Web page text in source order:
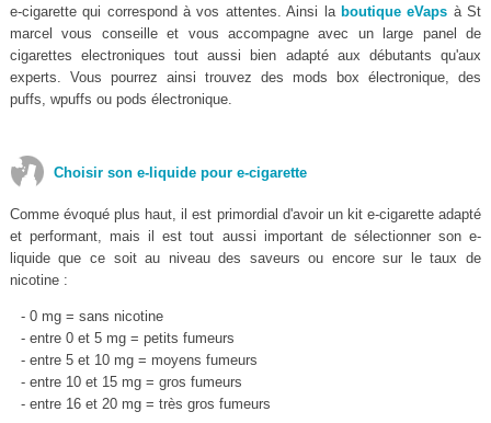
e-cigarette qui correspond à vos attentes. Ainsi la boutique eVaps à St
marcel vous conseille et vous accompagne avec un large panel de
cigarettes electroniques tout aussi bien adapté aux débutants qu'aux
experts. Vous pourrez ainsi trouvez des mods box électronique, des
puffs, wpuffs ou pods électronique.
Choisir son e-liquide pour e-cigarette
Comme évoqué plus haut, il est primordial d'avoir un kit e-cigarette adapté
et performant, mais il est tout aussi important de sélectionner son e-
liquide que ce soit au niveau des saveurs ou encore sur le taux de
nicotine :
- 0 mg = sans nicotine
- entre 0 et 5 mg = petits fumeurs
- entre 5 et 10 mg = moyens fumeurs
- entre 10 et 15 mg = gros fumeurs
- entre 16 et 20 mg = très gros fumeurs